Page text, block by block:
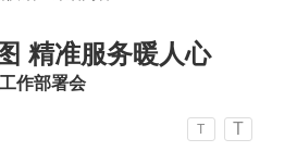
精准服务暖人心
作部署会
T T